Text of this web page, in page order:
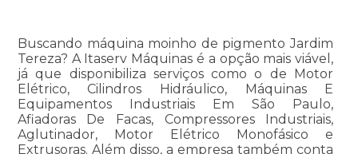
Buscando máquina moinho de pigmento Jardim
Tereza? A Itaserv Máquinas é a opção mais viável,
já que disponibiliza serviços como o de Motor
Elétrico, Cilindros Hidráulico, Máquinas E
Equipamentos Industriais Em São Paulo,
Afiadoras De Facas, Compressores Industriais,
Aglutinador, Motor Elétrico Monofásico e
Extrusoras. Além disso, a empresa também conta